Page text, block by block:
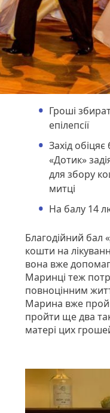
Гроші
епілепсії
Захід
«Дотик»
для збору
митці
На балу 14
Благодійний бал
кошти на
вона вже
Маринці теж
повноцінним
Марина вже
пройти ще два
матері цих